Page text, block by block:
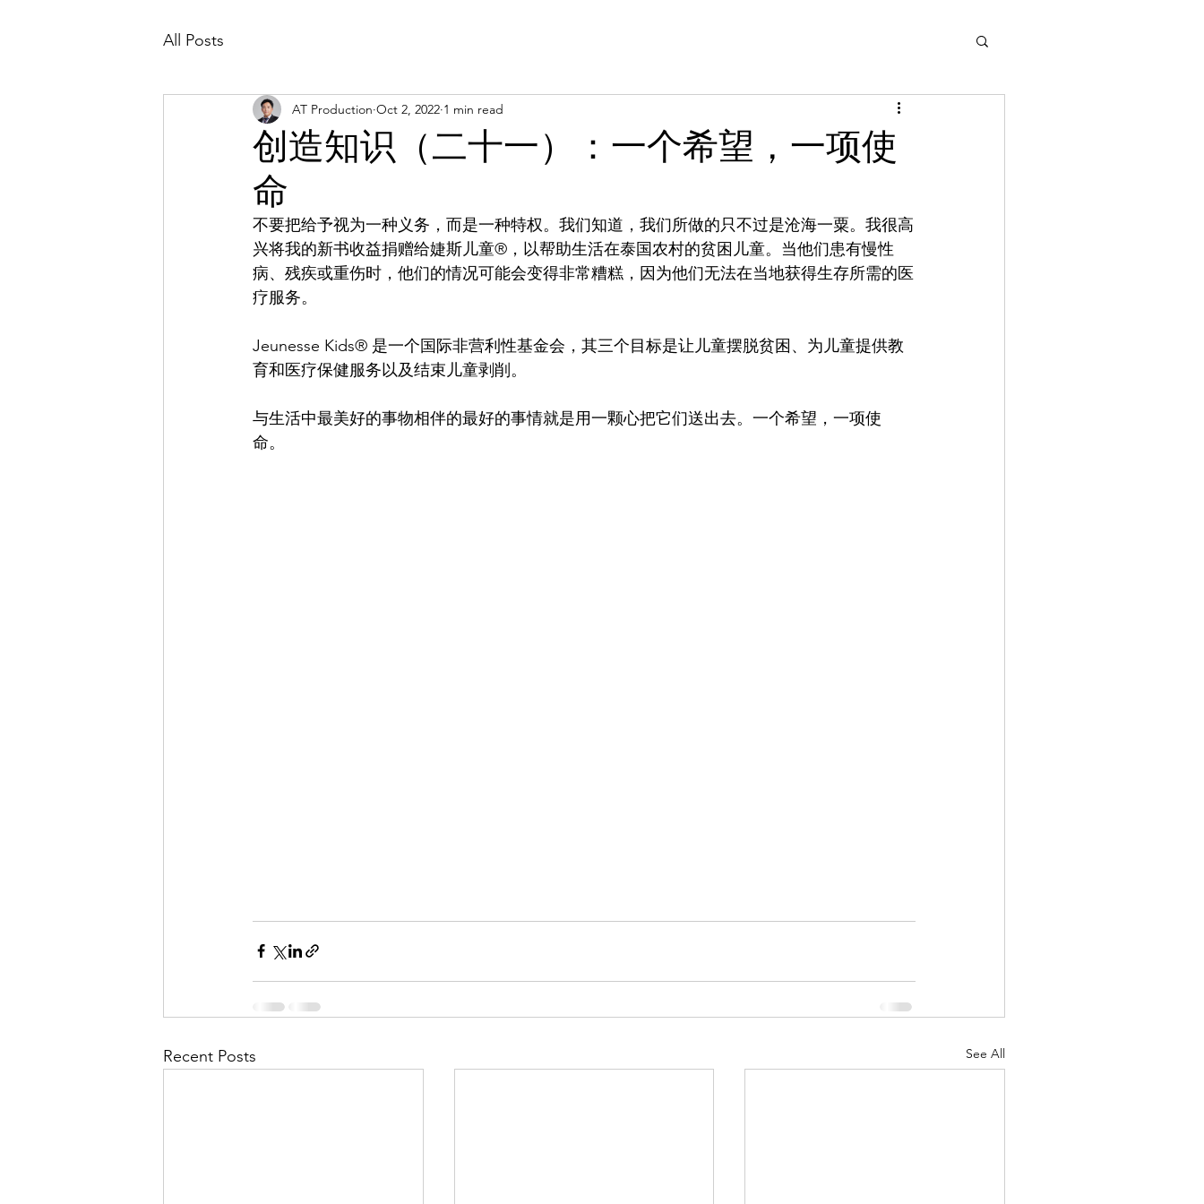
All Posts
创造知识（二十一）：一个希望，一项使
命
AT Production Oct 2, 2022 1 min read
不要把给予视为一种义务，而是一种特权。我们知道，我们所做的只不过是沧海一粟。我很高
兴将我的新书收益捐赠给婕斯儿童®，以帮助生活在泰国农村的贫困儿童。当他们患有慢性
病、残疾或重伤时，他们的情况可能会变得非常糟糕，因为他们无法在当地获得生存所需的医
疗服务。
Jeunesse Kids® 是一个国际非营利性基金会，其三个目标是让儿童摆脱贫困、为儿童提供教
育和医疗保健服务以及结束儿童剥削。
与生活中最美好的事物相伴的最好的事情就是用一颗心把它们送出去。一个希望，一项使
命。
Recent Posts See All